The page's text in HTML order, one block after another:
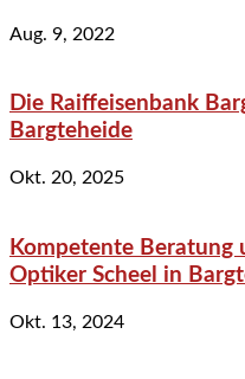
Aug. 9, 2022
Die Raiffeisenbank
Bargteheide
Okt. 20, 2025
Kompetente Beratung
Optiker Scheel in
Okt. 13, 2024